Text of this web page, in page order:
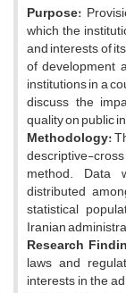
Purpose:
which the
and interests of
of development
institutions in a
discuss the
quality on public
Methodology:
descriptive-
method. Data
distributed
statistical
Iranian
Research
laws and
interests in the